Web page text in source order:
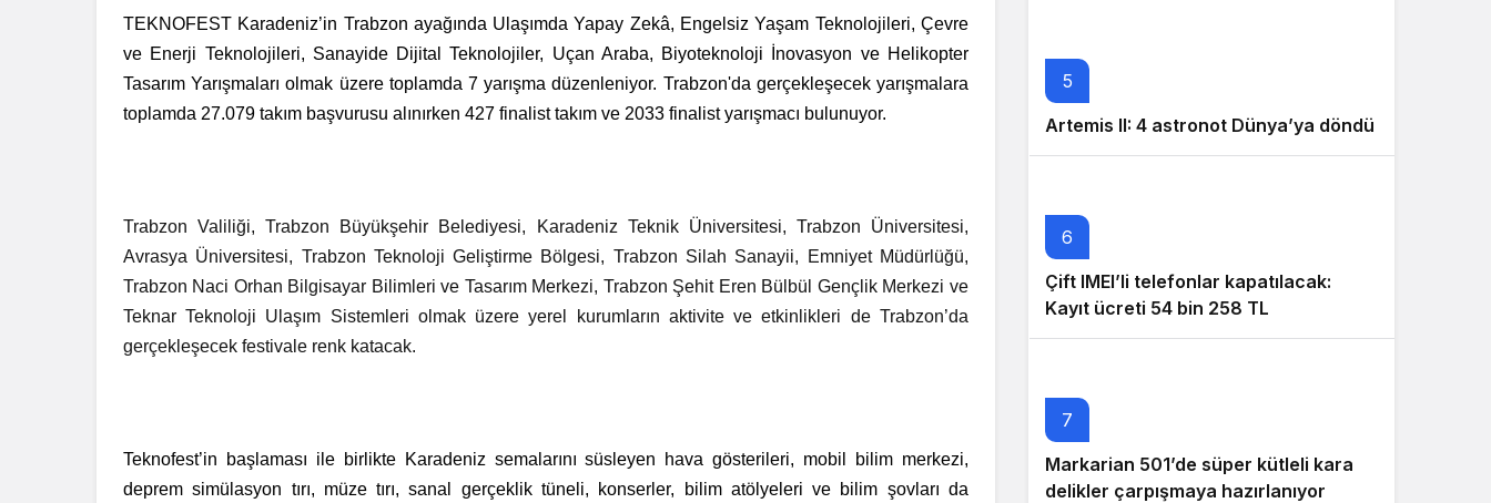
TEKNOFEST Karadeniz’in Trabzon ayağında Ulaşımda Yapay Zekâ, Engelsiz Yaşam Teknolojileri, Çevre
ve Enerji Teknolojileri, Sanayide Dijital Teknolojiler, Uçan Araba, Biyoteknoloji İnovasyon ve Helikopter
Tasarım Yarışmaları olmak üzere toplamda 7 yarışma düzenleniyor. Trabzon'da gerçekleşecek yarışmalara
toplamda 27.079 takım başvurusu alınırken 427 finalist takım ve 2033 finalist yarışmacı bulunuyor.
Trabzon Valiliği, Trabzon Büyükşehir Belediyesi, Karadeniz Teknik Üniversitesi, Trabzon Üniversitesi,
Avrasya Üniversitesi, Trabzon Teknoloji Geliştirme Bölgesi, Trabzon Silah Sanayii, Emniyet Müdürlüğü,
Trabzon Naci Orhan Bilgisayar Bilimleri ve Tasarım Merkezi, Trabzon Şehit Eren Bülbül Gençlik Merkezi ve
Teknar Teknoloji Ulaşım Sistemleri olmak üzere yerel kurumların aktivite ve etkinlikleri de Trabzon’da
gerçekleşecek festivale renk katacak.
Teknofest’in başlaması ile birlikte Karadeniz semalarını süsleyen hava gösterileri, mobil bilim merkezi,
deprem simülasyon tırı, müze tırı, sanal gerçeklik tüneli, konserler, bilim atölyeleri ve bilim şovları da
5
Artemis II: 4 astronot Dünya’ya döndü
6
Çift IMEI’li telefonlar kapatılacak:
Kayıt ücreti 54 bin 258 TL
7
Markarian 501’de süper kütleli kara
delikler çarpışmaya hazırlanıyor